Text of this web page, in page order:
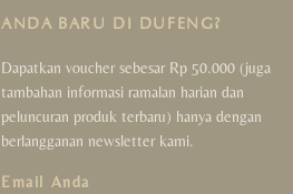
ANDA BARU DI DUFENG?
Dapatkan voucher sebesar Rp 50.000 (juga
tambahan informasi ramalan harian dan
peluncuran produk terbaru) hanya dengan
berlangganan newsletter kami.
Email Anda